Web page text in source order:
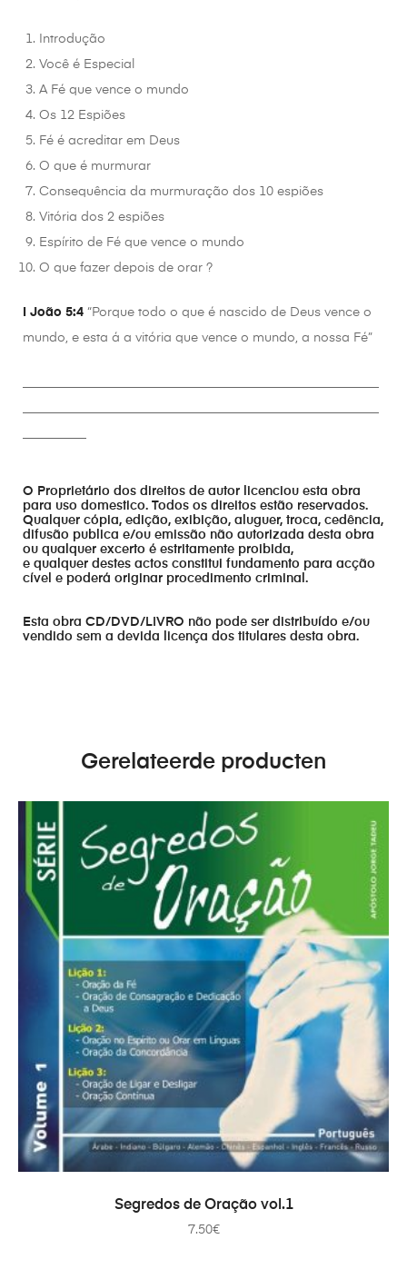
Introdução
Você é Especial
A Fé que vence o mundo
Os 12 Espiões
Fé é acreditar em Deus
O que é murmurar
Consequência da murmuração dos 10 espiões
Vitória dos 2 espiões
Espírito de Fé que vence o mundo
O que fazer depois de orar ?
I João 5:4 “Porque todo o que é nascido de Deus vence o
mundo, e esta á a vitória que vence o mundo, a nossa Fé”
O Proprietário dos direitos de autor licenciou esta obra
para uso domestico. Todos os direitos estão reservados.
Qualquer cópia, edição, exibição, aluguer, troca, cedência,
difusão publica e/ou emissão não autorizada desta obra
ou qualquer excerto é estritamente proibida,
e qualquer destes actos constitui fundamento para acção
cível e poderá originar procedimento criminal.
Esta obra CD/DVD/LIVRO não pode ser distribuído e/ou
vendido sem a devida licença dos titulares desta obra.
Gerelateerde producten
TOEVOEGEN AAN WINKELWAGEN
Segredos de Oração vol.1
7.50€